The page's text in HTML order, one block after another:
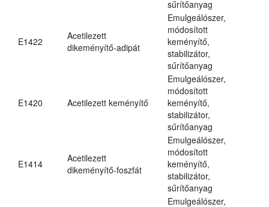
sűrítőanyag
E1422
Acetilezett
dikeményítő-adipát
Emulgeálószer,
módosított
keményítő,
stabilizátor,
sűrítőanyag
E1420 Acetilezett keményítő
Emulgeálószer,
módosított
keményítő,
stabilizátor,
sűrítőanyag
E1414
Acetilezett
dikeményítő-foszfát
Emulgeálószer,
módosított
keményítő,
stabilizátor,
sűrítőanyag
Emulgeálószer,